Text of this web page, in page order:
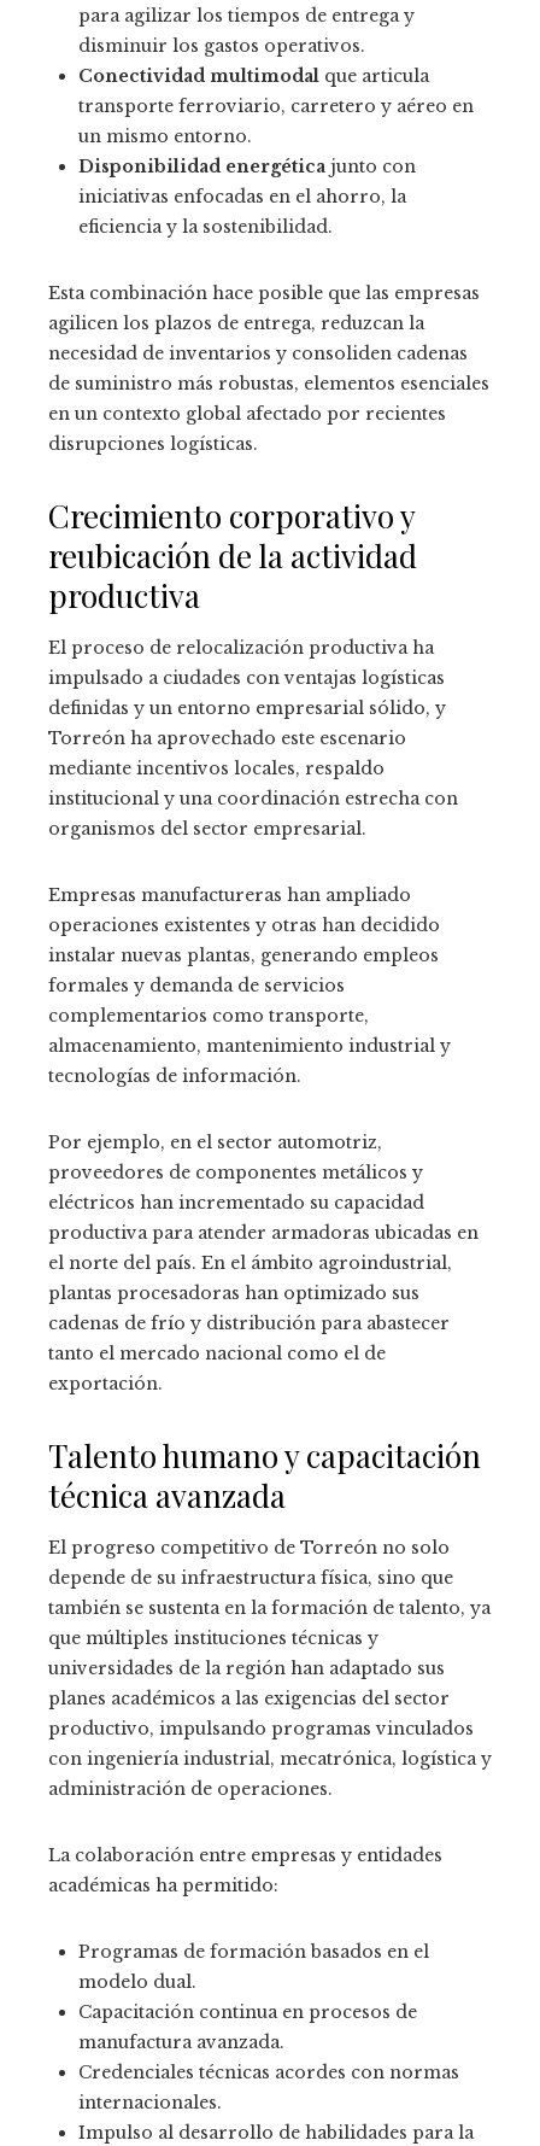
para agilizar los tiempos de entrega y
disminuir los gastos operativos.
Conectividad multimodal que articula
transporte ferroviario, carretero y aéreo en
un mismo entorno.
Disponibilidad energética junto con
iniciativas enfocadas en el ahorro, la
eficiencia y la sostenibilidad.
Esta combinación hace posible que las empresas
agilicen los plazos de entrega, reduzcan la
necesidad de inventarios y consoliden cadenas
de suministro más robustas, elementos esenciales
en un contexto global afectado por recientes
disrupciones logísticas.
Crecimiento corporativo y
reubicación de la actividad
productiva
El proceso de relocalización productiva ha
impulsado a ciudades con ventajas logísticas
definidas y un entorno empresarial sólido, y
Torreón ha aprovechado este escenario
mediante incentivos locales, respaldo
institucional y una coordinación estrecha con
organismos del sector empresarial.
Empresas manufactureras han ampliado
operaciones existentes y otras han decidido
instalar nuevas plantas, generando empleos
formales y demanda de servicios
complementarios como transporte,
almacenamiento, mantenimiento industrial y
tecnologías de información.
Por ejemplo, en el sector automotriz,
proveedores de componentes metálicos y
eléctricos han incrementado su capacidad
productiva para atender armadoras ubicadas en
el norte del país. En el ámbito agroindustrial,
plantas procesadoras han optimizado sus
cadenas de frío y distribución para abastecer
tanto el mercado nacional como el de
exportación.
Talento humano y capacitación
técnica avanzada
El progreso competitivo de Torreón no solo
depende de su infraestructura física, sino que
también se sustenta en la formación de talento, ya
que múltiples instituciones técnicas y
universidades de la región han adaptado sus
planes académicos a las exigencias del sector
productivo, impulsando programas vinculados
con ingeniería industrial, mecatrónica, logística y
administración de operaciones.
La colaboración entre empresas y entidades
académicas ha permitido:
Programas de formación basados en el
modelo dual.
Capacitación continua en procesos de
manufactura avanzada.
Credenciales técnicas acordes con normas
internacionales.
Impulso al desarrollo de habilidades para la